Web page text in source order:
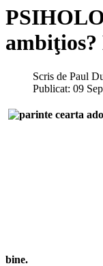
Scris de Paul
Publicat: 09
bine.